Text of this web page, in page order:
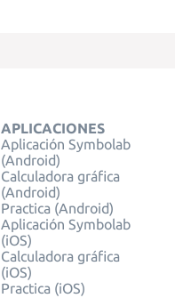
APLICACIONES
Aplicación Symbolab
(Android)
Calculadora gráfica
(Android)
Practica (Android)
Aplicación Symbolab
(iOS)
Calculadora gráfica
(iOS)
Practica (iOS)